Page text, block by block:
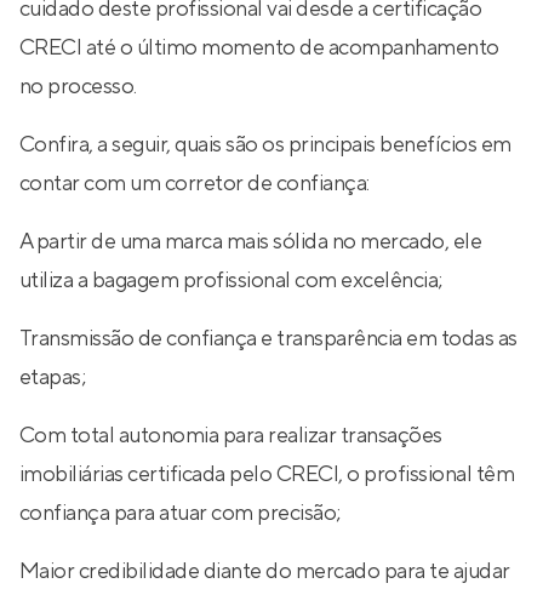
cuidado deste profissional vai desde a certificação
CRECI até o último momento de acompanhamento
no processo.
Confira, a seguir, quais são os principais benefícios em
contar com um corretor de confiança:
A partir de uma marca mais sólida no mercado, ele
utiliza a bagagem profissional com excelência;
Transmissão de confiança e transparência em todas as
etapas;
Com total autonomia para realizar transações
imobiliárias certificada pelo CRECI, o profissional têm
confiança para atuar com precisão;
Maior credibilidade diante do mercado para te ajudar